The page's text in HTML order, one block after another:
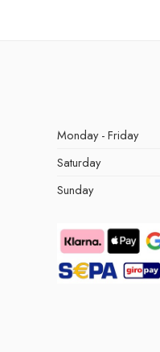
Monday - Friday
Saturday
Sunday